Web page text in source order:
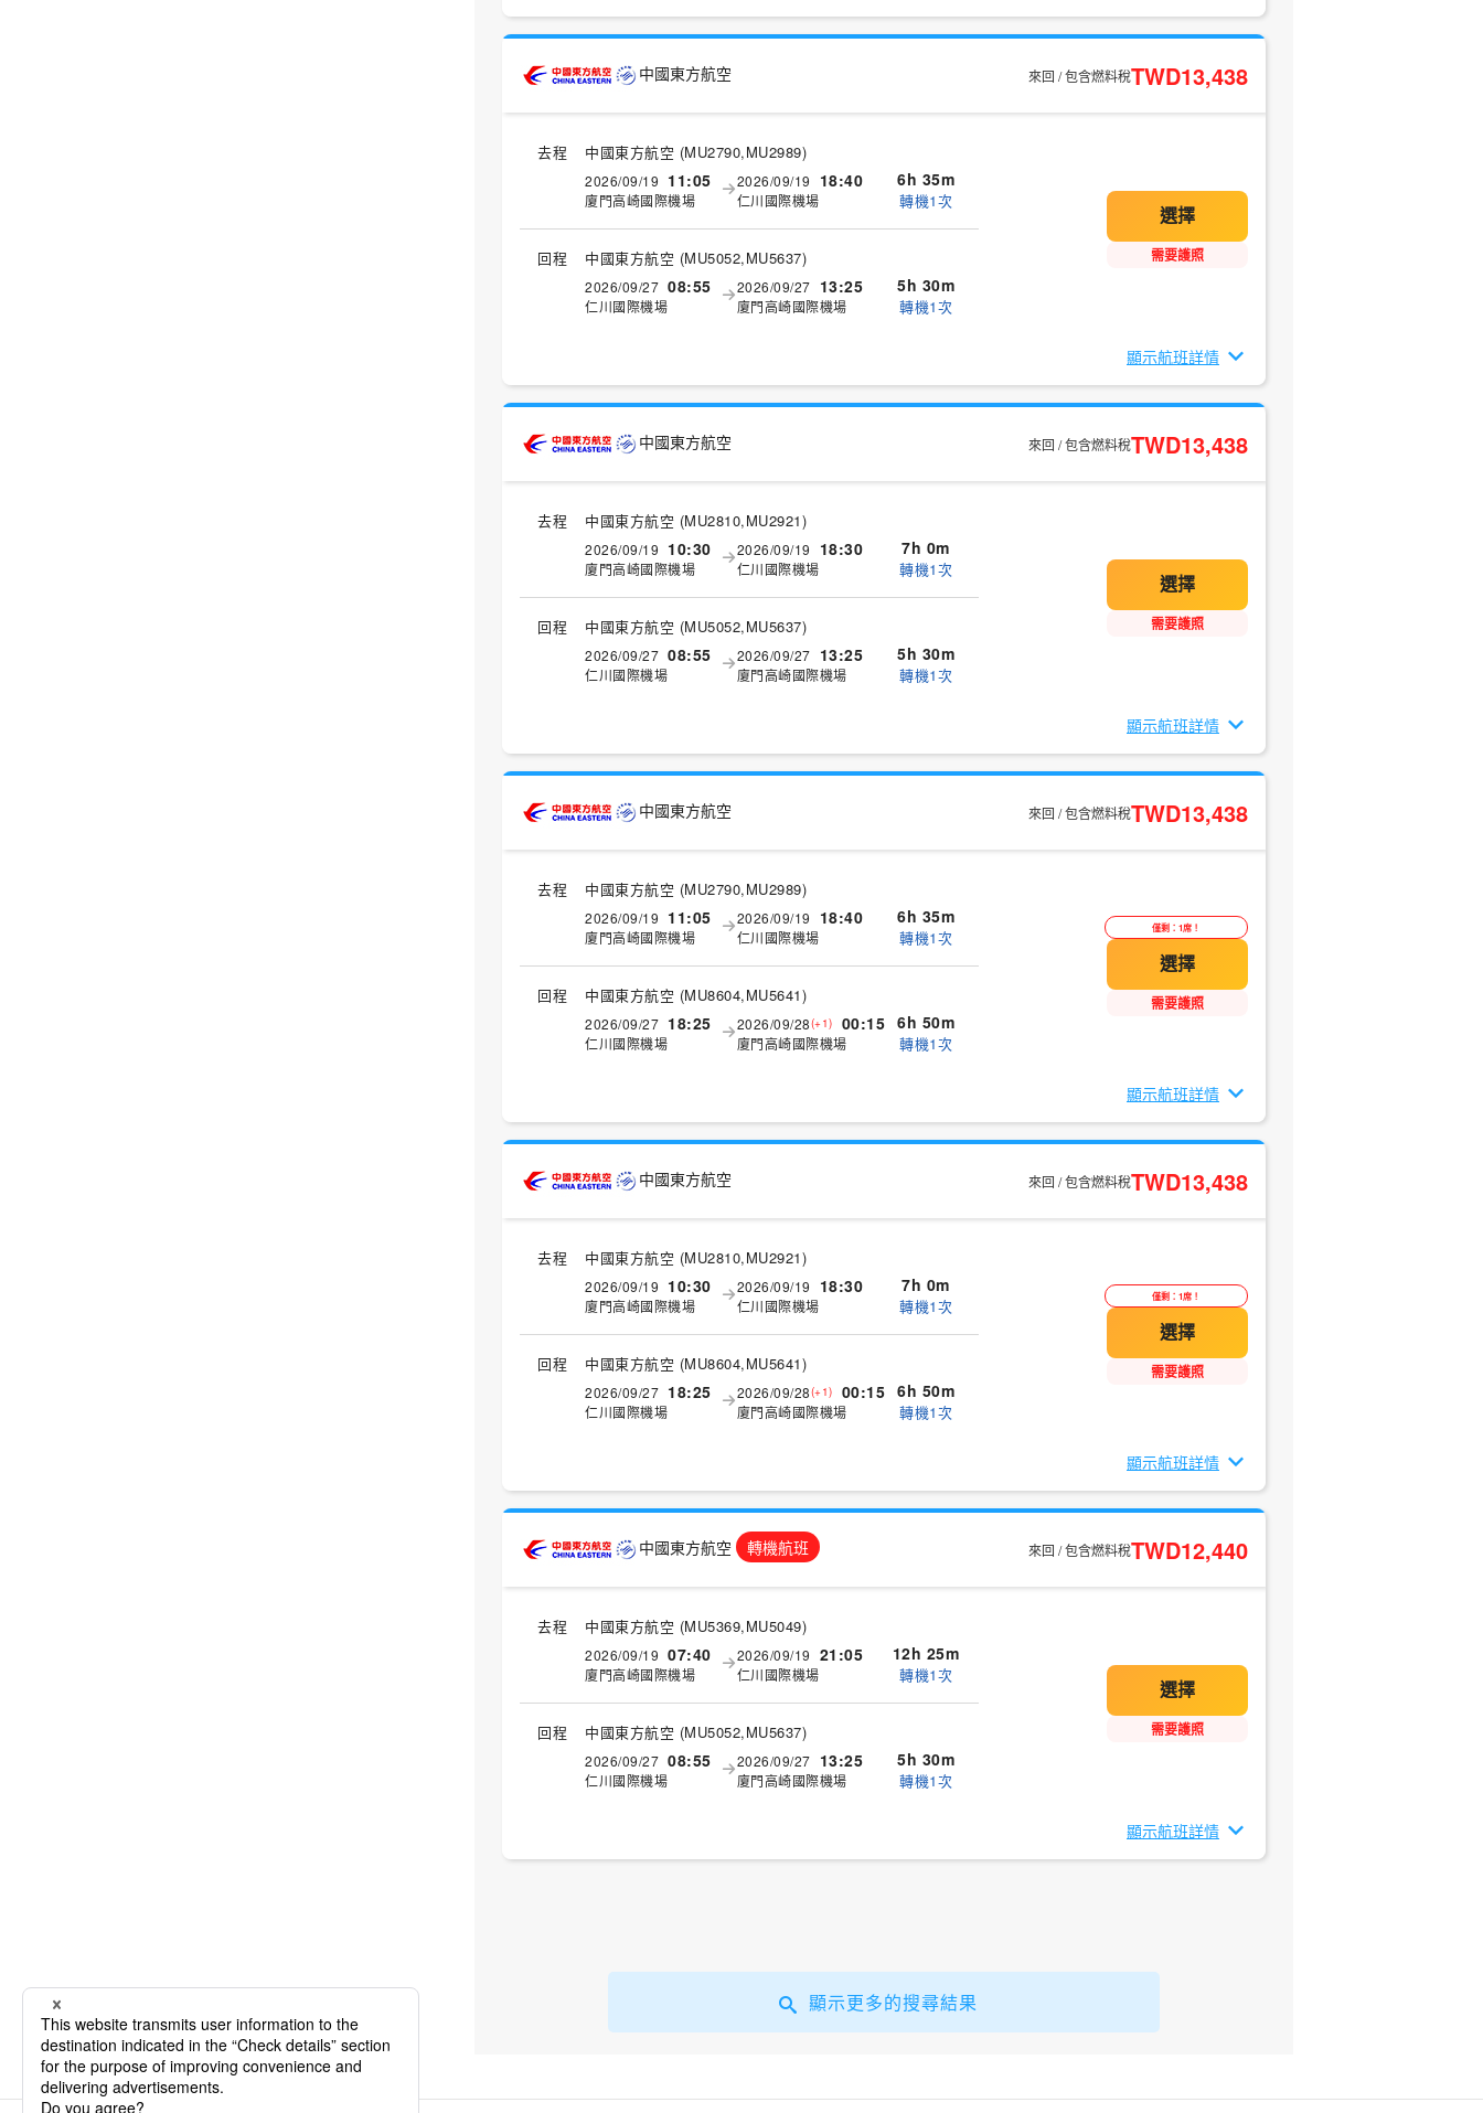
中國東方航空 來回 / 包含燃料稅TWD13,438
去程 中國東方航空 (MU2790,MU2989)
2026/09/19 11:05
廈門高崎國際機場
2026/09/19 18:40
仁川國際機場
6h 35m
轉機1次
回程 中國東方航空 (MU5052,MU5637)
2026/09/27 08:55
仁川國際機場
2026/09/27 13:25
廈門高崎國際機場
5h 30m
轉機1次
需要護照
顯示航班詳情
中國東方航空 來回 / 包含燃料稅TWD13,438
去程 中國東方航空 (MU2810,MU2921)
2026/09/19 10:30
廈門高崎國際機場
2026/09/19 18:30
仁川國際機場
7h 0m
轉機1次
回程 中國東方航空 (MU5052,MU5637)
2026/09/27 08:55
仁川國際機場
2026/09/27 13:25
廈門高崎國際機場
5h 30m
轉機1次
需要護照
顯示航班詳情
中國東方航空 來回 / 包含燃料稅TWD13,438
去程 中國東方航空 (MU2790,MU2989)
2026/09/19 11:05
廈門高崎國際機場
2026/09/19 18:40
仁川國際機場
6h 35m
轉機1次
回程 中國東方航空 (MU8604,MU5641)
2026/09/27 18:25
仁川國際機場
2026/09/28(+1) 00:15
廈門高崎國際機場
6h 50m
轉機1次
僅剩：1席！
需要護照
顯示航班詳情
中國東方航空 來回 / 包含燃料稅TWD13,438
去程 中國東方航空 (MU2810,MU2921)
2026/09/19 10:30
廈門高崎國際機場
2026/09/19 18:30
仁川國際機場
7h 0m
轉機1次
回程 中國東方航空 (MU8604,MU5641)
2026/09/27 18:25
仁川國際機場
2026/09/28(+1) 00:15
廈門高崎國際機場
6h 50m
轉機1次
僅剩：1席！
需要護照
顯示航班詳情
中國東方航空 轉機航班 來回 / 包含燃料稅TWD12,440
去程 中國東方航空 (MU5369,MU5049)
2026/09/19 07:40
廈門高崎國際機場
2026/09/19 21:05
仁川國際機場
12h 25m
轉機1次
回程 中國東方航空 (MU5052,MU5637)
2026/09/27 08:55
仁川國際機場
2026/09/27 13:25
廈門高崎國際機場
5h 30m
轉機1次
需要護照
顯示航班詳情
顯示更多的搜尋結果